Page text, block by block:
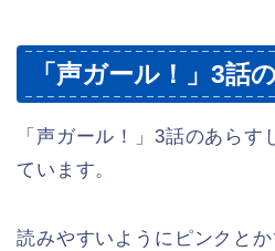
「声ガール！」3話
「声ガール！」3話のあらす
ています。
読みやすいようにピンクと